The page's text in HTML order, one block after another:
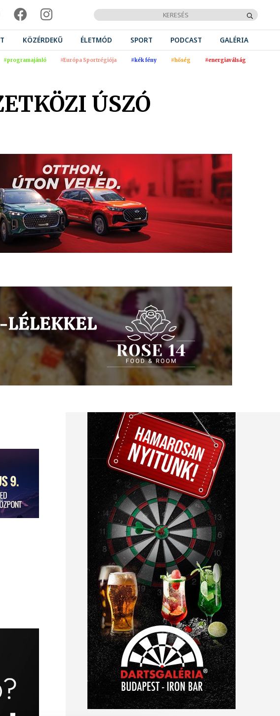
KÖZÉRDEKŰ ÉLETMÓD SPORT PODCAST GALÉRIA
#programajánló #Európa Sportrégiója #kék fény #hőség #energiaválság
ÚSZÓ